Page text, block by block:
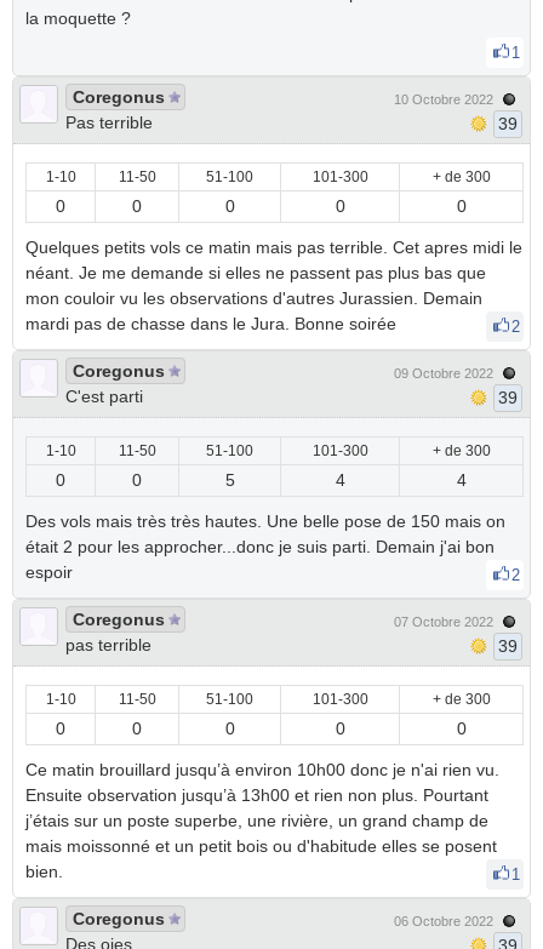
la moquette ?
1
Coregonus
Pas terrible
10 Octobre 2022
39
1-10 11-50 51-100 101-300 + de 300
0 0 0 0 0
Quelques petits vols ce matin mais pas terrible. Cet apres midi le
néant. Je me demande si elles ne passent pas plus bas que
mon couloir vu les observations d'autres Jurassien. Demain
mardi pas de chasse dans le Jura. Bonne soirée
2
Coregonus
C'est parti
09 Octobre 2022
39
1-10 11-50 51-100 101-300 + de 300
0 0 5 4 4
Des vols mais très très hautes. Une belle pose de 150 mais on
était 2 pour les approcher...donc je suis parti. Demain j'ai bon
espoir
2
Coregonus
pas terrible
07 Octobre 2022
39
1-10 11-50 51-100 101-300 + de 300
0 0 0 0 0
Ce matin brouillard jusqu’à environ 10h00 donc je n'ai rien vu.
Ensuite observation jusqu’à 13h00 et rien non plus. Pourtant
j’étais sur un poste superbe, une rivière, un grand champ de
mais moissonné et un petit bois ou d'habitude elles se posent
bien.
1
Coregonus
Des oies
06 Octobre 2022